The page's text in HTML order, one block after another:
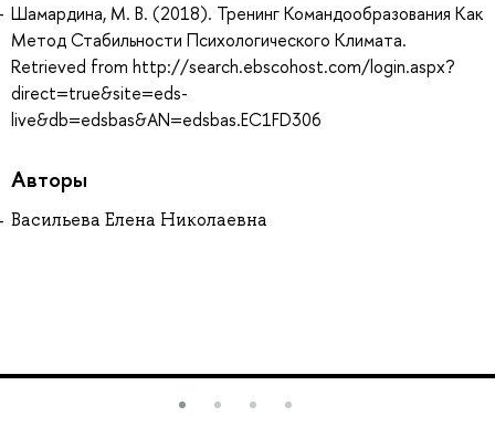
Шамардина, М. В. (2018). Тренинг Командообразования Как
Метод Стабильности Психологического Климата.
Retrieved from http://search.ebscohost.com/login.aspx?
direct=true&site=eds-
live&db=edsbas&AN=edsbas.EC1FD306
Авторы
Васильева Елена Николаевна